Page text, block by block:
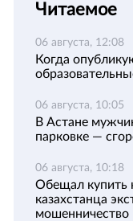
Читаемое
06 августа, 12:08
Когда
06 августа, 10:05
В Астане
парковке —
06 августа, 10:18
Обещал купить
казахстанца
мошенничество